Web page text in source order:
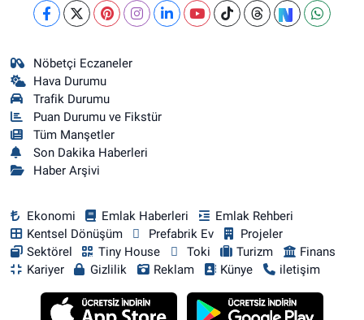
Nöbetçi Eczaneler
Hava Durumu
Trafik Durumu
Puan Durumu ve Fikstür
Tüm Manşetler
Son Dakika Haberleri
Haber Arşivi
Ekonomi Emlak Haberleri
Emlak Rehberi
Kentsel Dönüşüm
Prefabrik Ev
Projeler
Sektörel
Tiny House Toki Turizm
Finans
Kariyer
Gizlilik Reklam Künye iletişim